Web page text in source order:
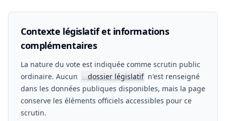
Contexte législatif et informations
complémentaires
La nature du vote est indiquée comme scrutin public
ordinaire. Aucun
📖dossier législatif n'est renseigné
dans les données publiques disponibles, mais la page
conserve les éléments officiels accessibles pour ce
scrutin.